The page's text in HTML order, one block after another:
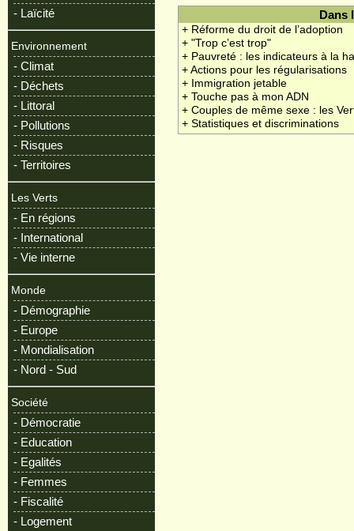
- Laïcité
Environnement
- Climat
- Déchets
- Littoral
- Pollutions
- Risques
- Territoires
Les Verts
- En régions
- International
- Vie interne
Monde
- Démographie
- Europe
- Mondialisation
- Nord - Sud
Société
- Démocratie
- Education
- Egalités
- Femmes
- Fiscalité
- Logement
Dans
+ Réforme du droit de l’adoption
+ "Trop c’est trop"
+ Pauvreté : les indicateurs à la
+ Actions pour les régularisations
+ Immigration jetable
+ Touche pas à mon ADN
+ Couples de même sexe : les
+ Statistiques et discriminations